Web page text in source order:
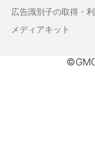
広告識別子の取得・
メディアキット